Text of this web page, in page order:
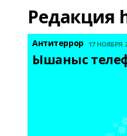
Редакция
Антитеррор 17 НОЯБРЯ
Ышаныс